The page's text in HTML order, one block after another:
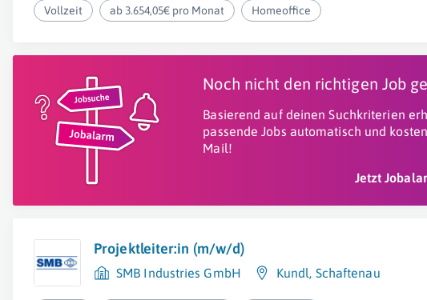
Vollzeit ab 3.654,05€ pro Monat Homeoffice
Noch nicht den richtigen Job
Basierend auf deinen Suchkriterien
passende Jobs automatisch und
Mail!
Jetzt
Projektleiter:in (m/w/d)
SMB Industries GmbH Kundl, Schaftenau